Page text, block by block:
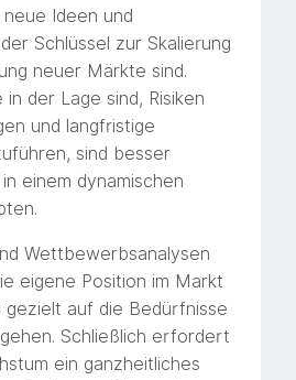
Ideen und
Schlüssel zur Skalierung
neuer Märkte sind.
der Lage sind, Risiken
und langfristige
sind besser
einem dynamischen
Wettbewerbsanalysen
eigene Position im Markt
auf die Bedürfnisse
Schließlich erfordert
ein ganzheitliches